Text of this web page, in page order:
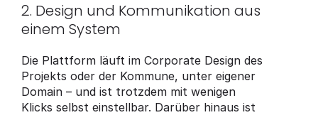
2. Design und Kommunikation aus
einem System
Die Plattform läuft im Corporate Design des
Projekts oder der Kommune, unter eigener
Domain – und ist trotzdem mit wenigen
Klicks selbst einstellbar. Darüber hinaus ist